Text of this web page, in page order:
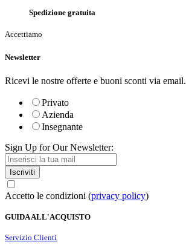
Spedizione gratuita
Accettiamo
Newsletter
Ricevi le nostre offerte e buoni sconti via email.
Privato
Azienda
Insegnante
Sign Up for Our Newsletter:
Iscriviti
Accetto le condizioni (privacy policy)
GUIDA ALL'ACQUISTO
Servizio Clienti